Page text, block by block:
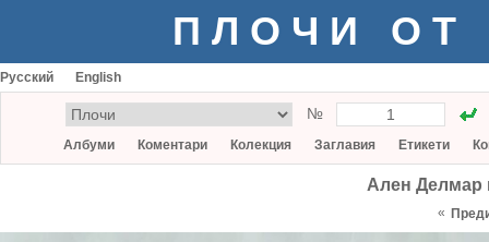
ПЛОЧИ ОТ
Русский English
№
Албуми Коментари Колекция Заглавия Етикети
Ален Делмар
«